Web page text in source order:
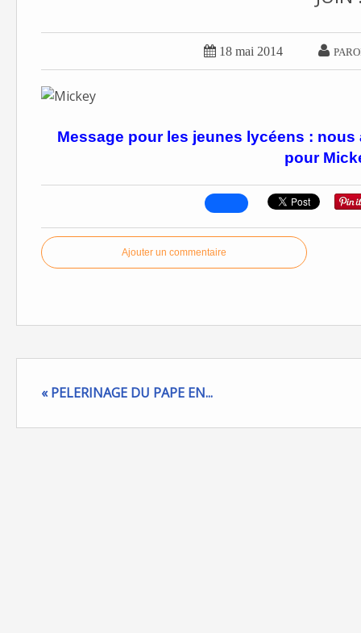
 18 mai 2014 
Message pour les jeunes lycéens :
pour
Ajouter un commentaire
« PELERINAGE DU PAPE EN...